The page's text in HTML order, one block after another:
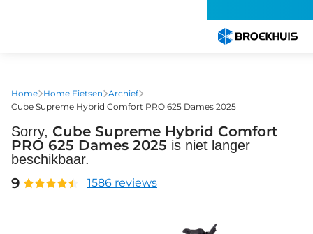
gaan
Home Home Fietsen Archief
Cube Supreme Hybrid Comfort PRO 625 Dames 2025
Sorry, Cube Supreme Hybrid Comfort
PRO 625 Dames 2025 is niet langer
beschikbaar.
9 1586 reviews